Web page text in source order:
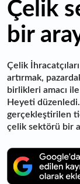
Çelik
bir
Çelik
artırmak,
birlikleri amacı
Heyeti düzenledi.
gerçekleştirilen
çelik sektörü bir